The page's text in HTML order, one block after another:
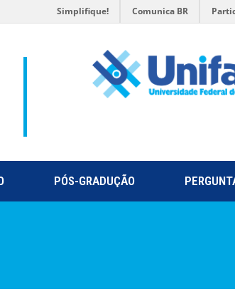
Simplifique! Comunica BR
PÓS-GRADUÇÃO